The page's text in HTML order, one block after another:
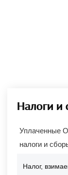
Налоги и
Уплаченные
налоги и
Налог,